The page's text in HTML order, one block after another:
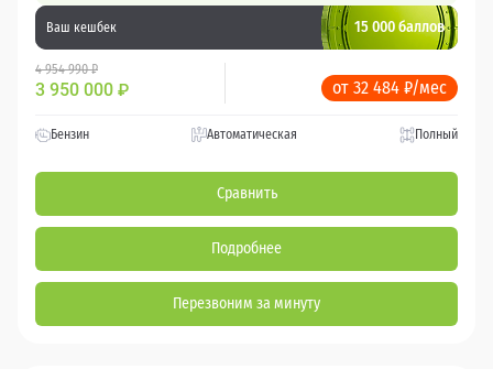
Ваш кешбек 15 000 баллов
4 954 990 ₽
3 950 000 ₽ от 32 484 ₽/мес
Бензин Автоматическая Полный
Сравнить
Подробнее
Перезвоним за минуту